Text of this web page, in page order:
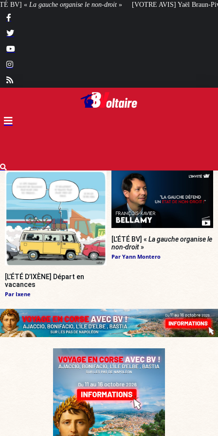
droit» [VOTRE AVIS] Yaël Braun-Pivet doit-elle renoncer à son projet
[L’ÉTÉ D’IXÈNE] Départ en
vacances
Par Ixene
[L’ÉTÉ BV] « La gauche organise le
non-droit»
Par Yann Montero